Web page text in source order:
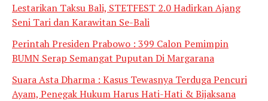
Lestarikan Taksu Bali, STETFEST 2.0 Hadirkan Ajang
Seni Tari dan Karawitan Se-Bali
Perintah Presiden Prabowo : 399 Calon Pemimpin
BUMN Serap Semangat Puputan Di Margarana
Suara Asta Dharma : Kasus Tewasnya Terduga Pencuri
Ayam, Penegak Hukum Harus Hati-Hati & Bijaksana